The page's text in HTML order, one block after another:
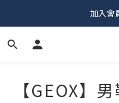
加入會
【GEOX】